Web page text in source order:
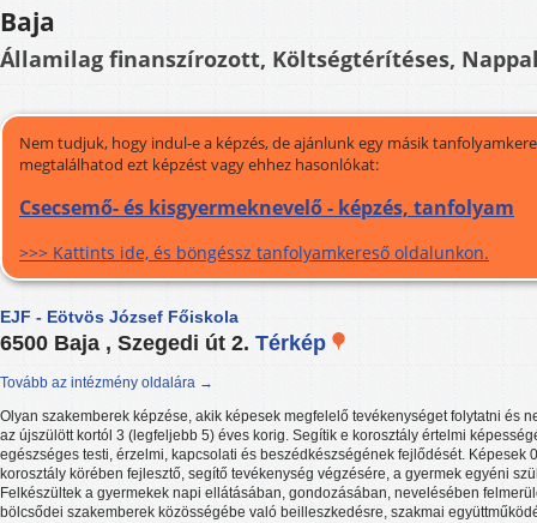
Baja
Államilag finanszírozott, Költségtérítéses,
Nem tudjuk, hogy indul-e a képzés, de ajánlunk egy másik
megtalálhatod ezt képzést vagy ehhez hasonlókat:
Csecsemő- és kisgyermeknevelő - képzés, tanfolyam
>>> Kattints ide, és böngéssz tanfolyamkereső oldalunkon.
EJF - Eötvös József Főiskola
6500 Baja , Szegedi út 2. Térkép
Tovább az intézmény oldalára →
Olyan szakemberek képzése, akik képesek megfelelő tevékenységet folytatni és
az újszülött kortól 3 (legfeljebb 5) éves korig. Segítik e korosztály értelmi
egészséges testi, érzelmi, kapcsolati és beszédkészségének fejlődését. Képesek
korosztály körében fejlesztő, segítő tevékenység végzésére, a gyermek egyéni
Felkészültek a gyermekek napi ellátásában, gondozásában, nevelésében
bölcsődei szakemberek közösségébe való beilleszkedésre, szakmai